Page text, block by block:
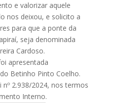
e valorizar aquele
nos deixou, e solicito a
para que a ponte da
seja denominada
Cardoso.
apresentada
Betinho Pinto Coelho.
2.938/2024, nos termos
Interno.